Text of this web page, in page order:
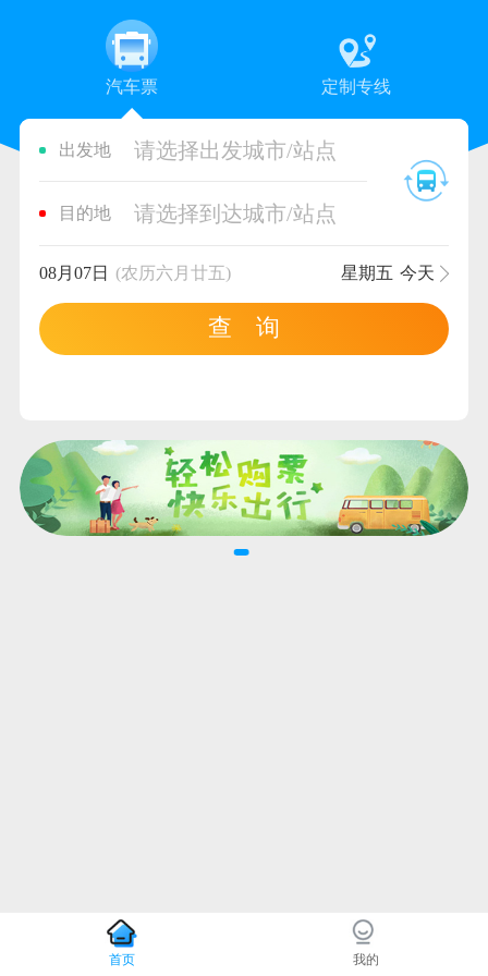
汽车票 定制专线
出发地 请选择出发城市/站点
目的地 请选择到达城市/站点
08月07日 (农历六月廿五) 星期五 今天
查 询
首页 我的